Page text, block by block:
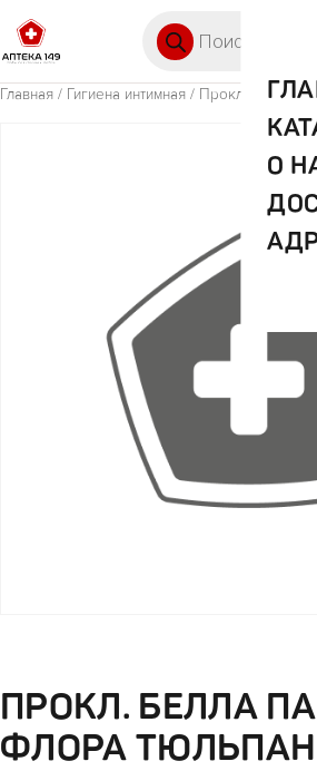
О
Главная / Гигиена интимная / Прокл. Белла
ПРОКЛ. БЕЛЛА
ФЛОРА